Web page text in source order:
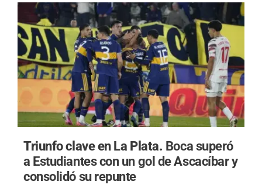
Triunfo clave en La Plata. Boca superó
a Estudiantes con un gol de Ascacíbar y
consolidó su repunte